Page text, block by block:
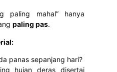
paling mahal” hanya
paling pas.
panas sepanjang hari?
hujan deras disertai